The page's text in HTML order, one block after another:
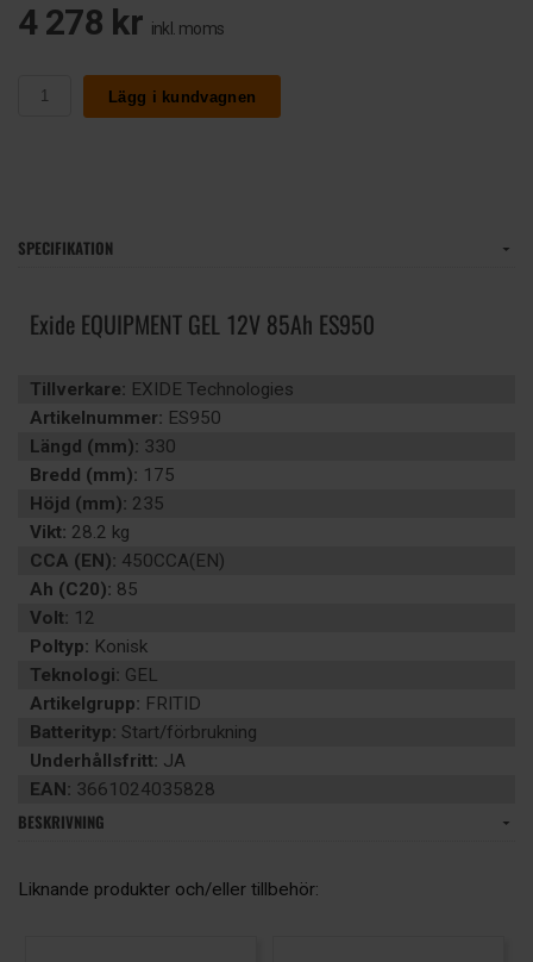
4 278 kr inkl. moms
Lägg i kundvagnen
SPECIFIKATION
Exide EQUIPMENT GEL 12V 85Ah ES950
Tillverkare: EXIDE Technologies
Artikelnummer: ES950
Längd (mm): 330
Bredd (mm): 175
Höjd (mm): 235
Vikt: 28.2 kg
CCA (EN): 450CCA(EN)
Ah (C20): 85
Volt: 12
Poltyp: Konisk
Teknologi: GEL
Artikelgrupp: FRITID
Batterityp: Start/förbrukning
Underhållsfritt: JA
EAN: 3661024035828
BESKRIVNING
Liknande produkter och/eller tillbehör: